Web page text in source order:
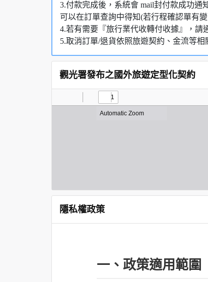
3.付款完成後，系統會 mail封付款成功
可以在訂單查詢中得知(若行程確認單有
4.若有需要『旅行業代收轉付收據』，請
5.取消訂單/退貨依照旅遊契約、金流等相
觀光署發布之國外旅遊定型化契約
隱私權政策
一、政策適用範圍